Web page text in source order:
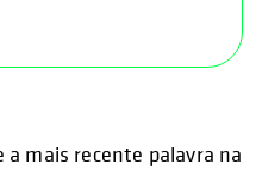
mais recente palavra na